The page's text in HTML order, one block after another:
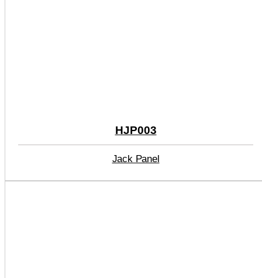
HJP003
Jack Panel